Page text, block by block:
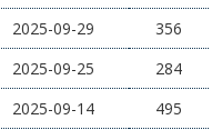
2025-09-29
356
2025-09-25
284
2025-09-14
495